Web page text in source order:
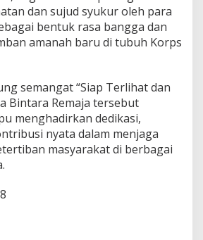
dan sujud syukur oleh para
bentuk rasa bangga dan
amanah baru di tubuh Korps
semangat “Siap Terlihat dan
Bintara Remaja tersebut
menghadirkan dedikasi,
nyata dalam menjaga
masyarakat di berbagai